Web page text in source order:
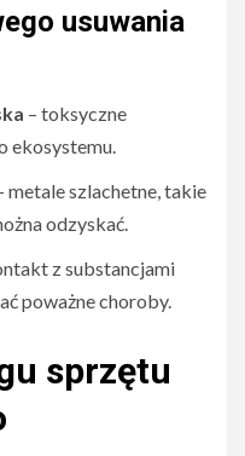
usuwania
– toksyczne
ekosystemu.
metale szlachetne, takie
odzyskać.
z substancjami
poważne choroby.
sprzętu